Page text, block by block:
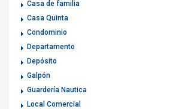
Casa de familia
Casa Quinta
Condominio
Departamento
Depósito
Galpón
Guardería Nautica
Local Comercial